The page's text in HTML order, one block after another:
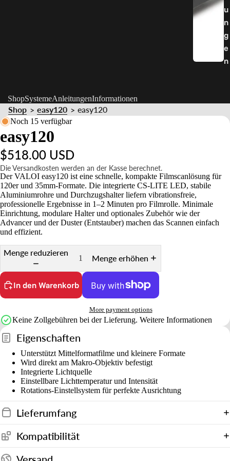
u
n
g
e
n
ShopSystemeAnleitungenInformationen
Shop > easy120 > easy120
Noch 15 verfügbar
easy120
$518.00 USD
Die Versandkosten werden an der Kasse berechnet.
Der VALOI easy120 ist eine schnelle, kompakte Filmscanlösung für
120er und 35mm-Formate. Die integrierte CS-LITE LED, stabile
Aluminiumrohre und Durchzugshalter liefern vibrationsfreie,
professionelle Ergebnisse in 1–2 Minuten pro Filmrolle. Minimale
Einrichtung, modulare Halter und optionales Zubehör wie der
Advancer und der Duster (Entstauber) machen das Scannen einfach
und effizient.
Menge reduzieren
Menge erhöhen
In den Warenkorb
More payment options
Keine Zollgebühren bei der Lieferung. Weitere Informationen
Eigenschaften
Unterstützt Mittelformatfilme und kleinere Formate
Wird direkt am Makro-Objektiv befestigt
Integrierte Lichtquelle
Einstellbare Lichttemperatur und Intensität
Rotations-Einstellsystem für perfekte Ausrichtung
Lieferumfang
Kompatibilität